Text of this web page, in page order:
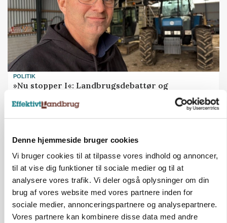
Denne hjemmeside bruger cookies
Vi bruger cookies til at tilpasse vores indhold og annoncer,
til at vise dig funktioner til sociale medier og til at
analysere vores trafik. Vi deler også oplysninger om din
brug af vores website med vores partnere inden for
sociale medier, annonceringspartnere og analysepartnere.
Vores partnere kan kombinere disse data med andre
POLITIK
»Nu stopper I«: Landbrugsdebattør og
gødskningslov
Snart kan man søge tilskud til naturprojekter
Annonce
Loading...